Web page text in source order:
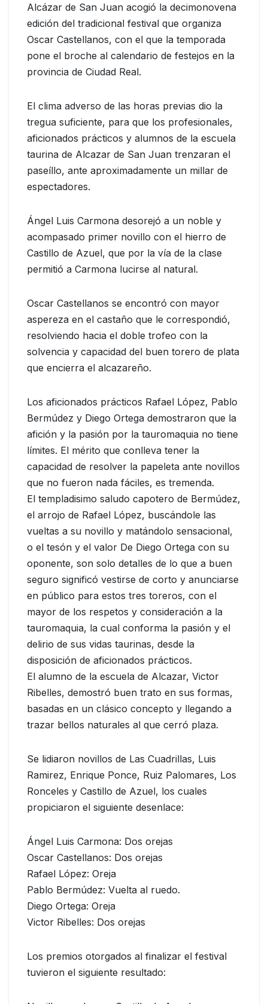
Alcázar de San Juan acogió la decimonovena
edición del tradicional festival que organiza
Oscar Castellanos, con el que la temporada
pone el broche al calendario de festejos en la
provincia de Ciudad Real.
El clima adverso de las horas previas dio la
tregua suficiente, para que los profesionales,
aficionados prácticos y alumnos de la escuela
taurina de Alcazar de San Juan trenzaran el
paseíllo, ante aproximadamente un millar de
espectadores.
Ángel Luis Carmona desorejó a un noble y
acompasado primer novillo con el hierro de
Castillo de Azuel, que por la vía de la clase
permitió a Carmona lucirse al natural.
Oscar Castellanos se encontró con mayor
aspereza en el castaño que le correspondió,
resolviendo hacia el doble trofeo con la
solvencia y capacidad del buen torero de plata
que encierra el alcazareño.
Los aficionados prácticos Rafael López, Pablo
Bermúdez y Diego Ortega demostraron que la
afición y la pasión por la tauromaquia no tiene
límites. El mérito que conlleva tener la
capacidad de resolver la papeleta ante novillos
que no fueron nada fáciles, es tremenda.
El templadisimo saludo capotero de Bermúdez,
el arrojo de Rafael López, buscándole las
vueltas a su novillo y matándolo sensacional,
o el tesón y el valor De Diego Ortega con su
oponente, son solo detalles de lo que a buen
seguro significó vestirse de corto y anunciarse
en público para estos tres toreros, con el
mayor de los respetos y consideración a la
tauromaquia, la cual conforma la pasión y el
delirio de sus vidas taurinas, desde la
disposición de aficionados prácticos.
El alumno de la escuela de Alcazar, Victor
Ribelles, demostró buen trato en sus formas,
basadas en un clásico concepto y llegando a
trazar bellos naturales al que cerró plaza.
Se lidiaron novillos de Las Cuadrillas, Luis
Ramirez, Enrique Ponce, Ruiz Palomares, Los
Ronceles y Castillo de Azuel, los cuales
propiciaron el siguiente desenlace:
Ángel Luis Carmona: Dos orejas
Oscar Castellanos: Dos orejas
Rafael López: Oreja
Pablo Bermúdez: Vuelta al ruedo.
Diego Ortega: Oreja
Victor Ribelles: Dos orejas
Los premios otorgados al finalizar el festival
tuvieron el siguiente resultado: